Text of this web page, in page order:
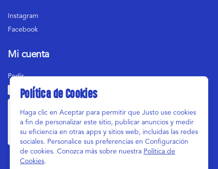
Instagram
Facebook
Mi cuenta
Pedir
Iniciar sesión
Política de Cookies
Haga clic en Aceptar para permitir que Justo use cookies
a fin de personalizar este sitio, publicar anuncios y medir
su eficiencia en otras apps y sitios web, incluidas las redes
sociales. Personalice sus preferencias en Configuración
de cookies. Conozca más sobre nuestra Política de
Cookies.